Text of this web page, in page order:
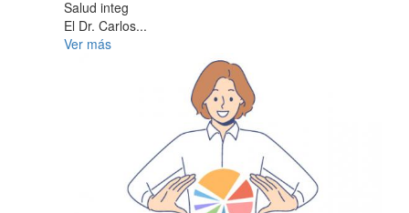
Salud integ
El Dr. Carlos...
Ver más